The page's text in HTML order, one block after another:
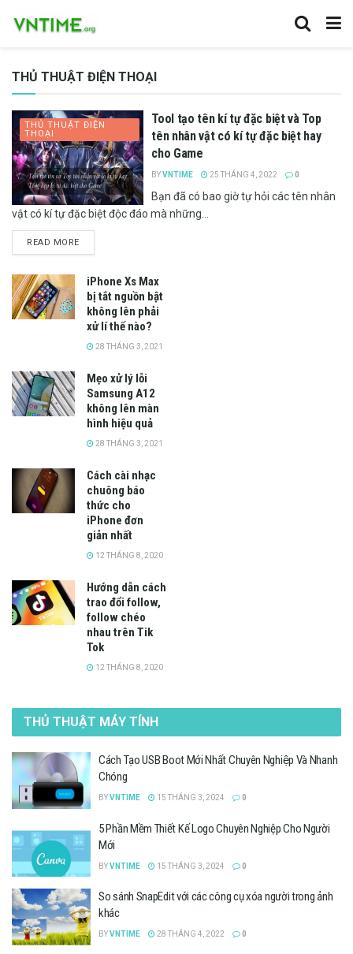
THỦ THUẬT ĐIỆN THOẠI
THỦ THUẬT ĐIỆN
THOẠI
Tool tạo tên kí tự đặc biệt và Top
tên nhân vật có kí tự đặc biệt hay
cho Game
BYVNTIME 25 THÁNG 4, 2022 0
Bạn đã có bao giờ tự hỏi các tên nhân
vật có kí tự đặc biệt độc đáo mà những...
READ MORE
iPhone Xs Max
bị tắt nguồn bật
không lên phải
xử lí thế nào?
28 THÁNG 3, 2021
Mẹo xử lý lỗi
Samsung A12
không lên màn
hình hiệu quả
28 THÁNG 3, 2021
Cách cài nhạc
chuông báo
thức cho
iPhone đơn
giản nhất
12 THÁNG 8, 2020
Hướng dẫn cách
trao đổi follow,
follow chéo
nhau trên Tik
Tok
12 THÁNG 8, 2020
THỦ THUẬT MÁY TÍNH
Cách Tạo USB Boot Mới Nhất Chuyên Nghiệp Và Nhanh
Chóng
BYVNTIME 15 THÁNG 3, 2024 0
5 Phần Mềm Thiết Kế Logo Chuyên Nghiệp Cho Người
Mới
BYVNTIME 15 THÁNG 3, 2024 0
So sánh SnapEdit với các công cụ xóa người trong ảnh
khác
BYVNTIME 28 THÁNG 4, 2022 0